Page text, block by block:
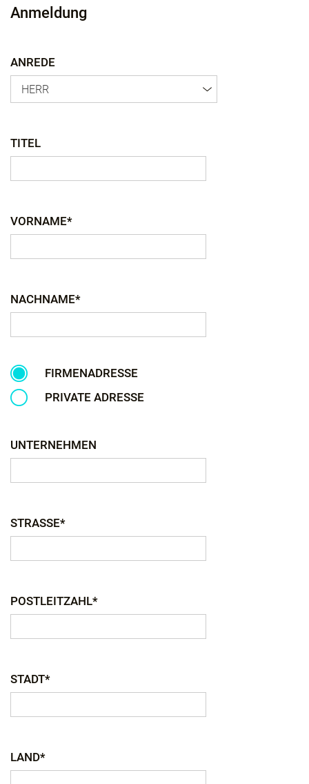
Anmeldung
ANREDE
HERR
TITEL
VORNAME*
NACHNAME*
FIRMENADRESSE
PRIVATE ADRESSE
UNTERNEHMEN
STRASSE*
POSTLEITZAHL*
STADT*
LAND*